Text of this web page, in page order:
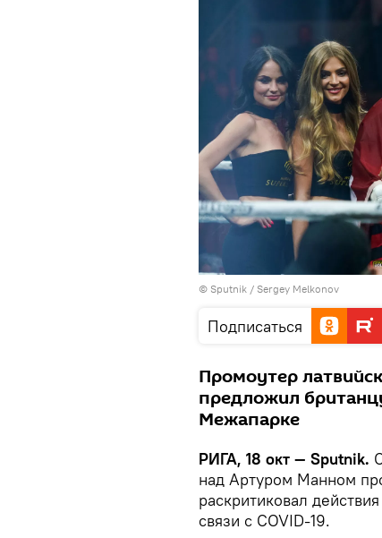
© Sputnik / Sergey Melkonov
Подписаться
Промоутер
предложил
Межапарке
РИГА, 18 окт — Sputnik.
над Артуром Манном
раскритиковал
связи с СOVID-19.